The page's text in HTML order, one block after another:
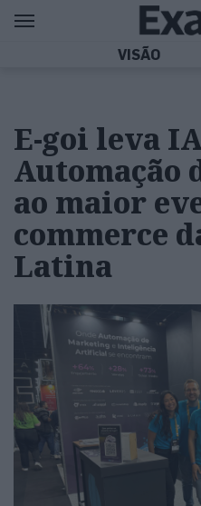
VISÃO
E-goi leva
Automação
ao maior
commerce
Latina